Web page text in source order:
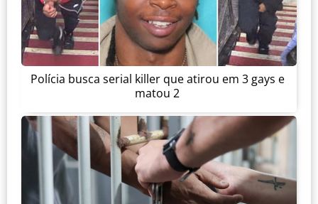
Polícia busca serial killer que atirou em 3 gays e
matou 2